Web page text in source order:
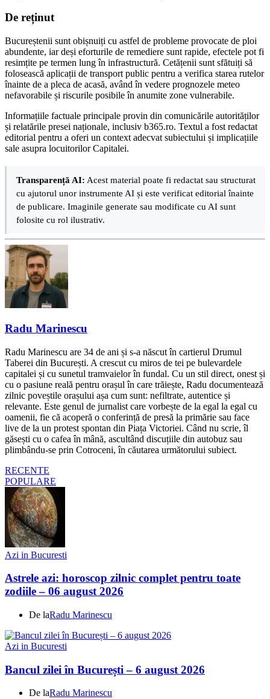
De reținut
Bucureștenii sunt obișnuiți cu astfel de probleme provocate de ploi
abundente, iar deși eforturile de remediere sunt rapide, efectele pot fi
resimțite pe termen lung în infrastructură. Cetățenii sunt sfătuiți să
folosească aplicații de transport public pentru a verifica starea rutelor
înainte de a pleca de acasă, având în vedere prognozele meteo
nefavorabile și riscurile posibile în anumite zone vulnerabile.
Informațiile factuale principale provin din comunicările autorităților
și relatările presei naționale, inclusiv b365.ro. Textul a fost redactat
editorial pentru a oferi un context adecvat subiectului și implicațiile
sale asupra locuitorilor Capitalei.
Transparență AI: Acest material poate fi redactat sau structurat
cu ajutorul unor instrumente AI și este verificat editorial înainte
de publicare. Imaginile generate sau modificate cu AI sunt
folosite cu rol ilustrativ.
Radu Marinescu
Radu Marinescu are 34 de ani și s-a născut în cartierul Drumul
Taberei din București. A crescut cu miros de tei pe bulevardele
capitalei și cu sunetul tramvaielor în fundal. Cu un stil direct, onest și
cu o pasiune reală pentru orașul în care trăiește, Radu documentează
zilnic poveștile orașului așa cum sunt: nefiltrate, autentice și
relevante. Este genul de jurnalist care vorbește de la egal la egal cu
oamenii, fie că acoperă o conferință de presă la primărie sau face
live de la un protest spontan din Piața Victoriei. Când nu scrie, îl
găsești cu o cafea în mână, ascultând discuțiile din autobuz sau
plimbându-se prin Cotroceni, în căutarea următorului subiect.
RECENTE
POPULARE
Azi in Bucuresti
Astrele azi: horoscop zilnic complet pentru toate
zodiile – 06 august 2026
De laRadu Marinescu
Azi in Bucuresti
Bancul zilei în București – 6 august 2026
De laRadu Marinescu